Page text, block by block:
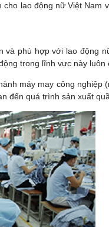
lao động nữ Việt
phù hợp với lao động
trong lĩnh vực này luôn
máy may công
đến quá trình sản xuất